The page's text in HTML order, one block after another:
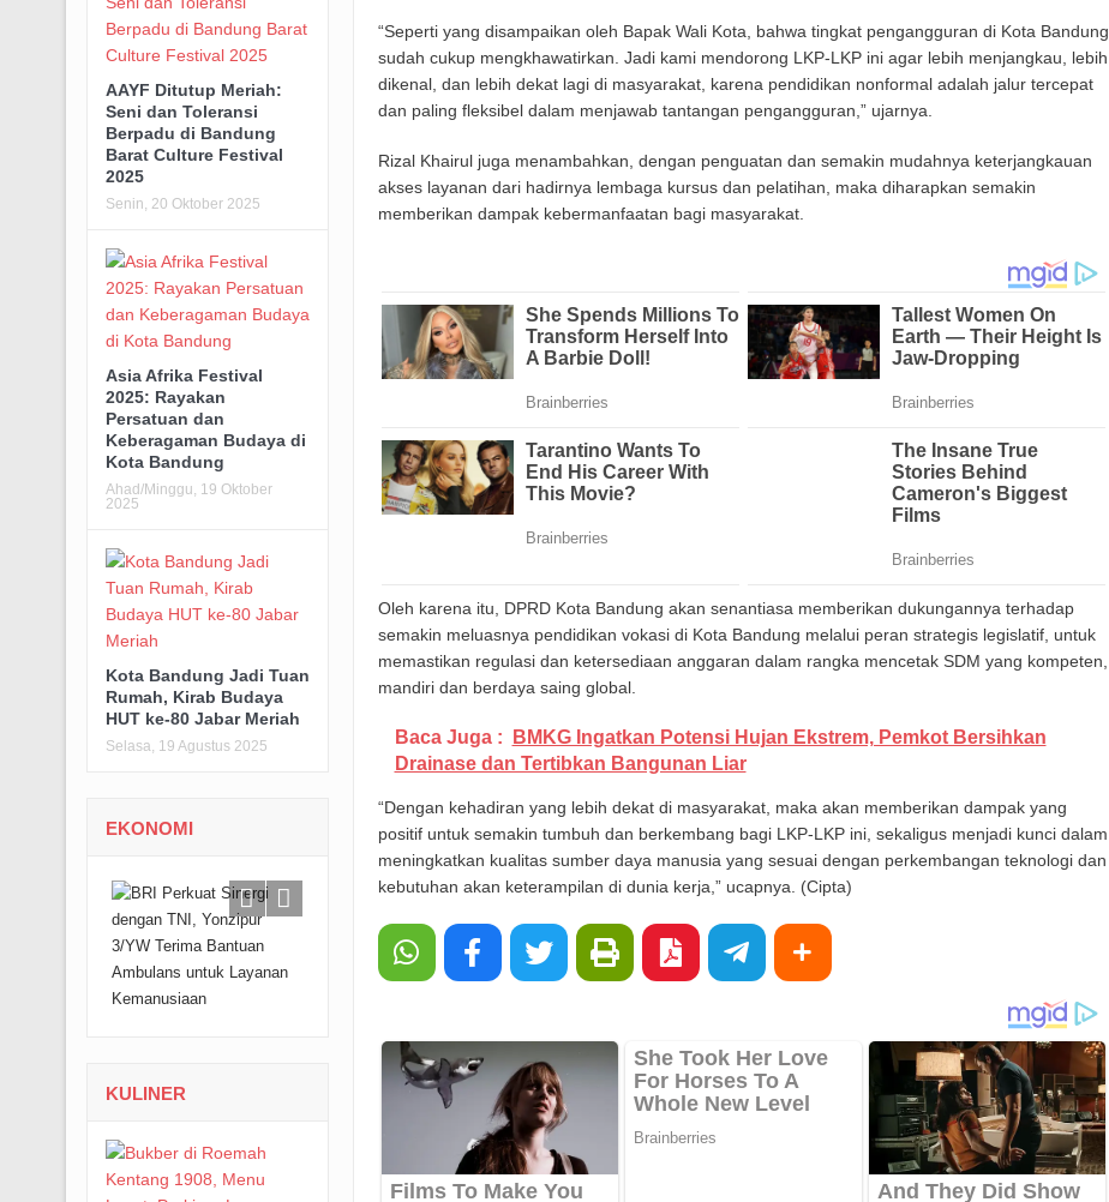
“Seperti yang disampaikan oleh Bapak Wali Kota, bahwa tingkat pengangguran di Kota Bandung
sudah cukup mengkhawatirkan. Jadi kami mendorong LKP-LKP ini agar lebih menjangkau, lebih
dikenal, dan lebih dekat lagi di masyarakat, karena pendidikan nonformal adalah jalur tercepat
dan paling fleksibel dalam menjawab tantangan pengangguran,” ujarnya.
Rizal Khairul juga menambahkan, dengan penguatan dan semakin mudahnya keterjangkauan
akses layanan dari hadirnya lembaga kursus dan pelatihan, maka diharapkan semakin
memberikan dampak kebermanfaatan bagi masyarakat.
Oleh karena itu, DPRD Kota Bandung akan senantiasa memberikan dukungannya terhadap
semakin meluasnya pendidikan vokasi di Kota Bandung melalui peran strategis legislatif, untuk
memastikan regulasi dan ketersediaan anggaran dalam rangka mencetak SDM yang kompeten,
mandiri dan berdaya saing global.
Baca Juga :
BMKG Ingatkan Potensi Hujan Ekstrem, Pemkot Bersihkan
Drainase dan Tertibkan Bangunan Liar
“Dengan kehadiran yang lebih dekat di masyarakat, maka akan memberikan dampak yang
positif untuk semakin tumbuh dan berkembang bagi LKP-LKP ini, sekaligus menjadi kunci dalam
meningkatkan kualitas sumber daya manusia yang sesuai dengan perkembangan teknologi dan
kebutuhan akan keterampilan di dunia kerja,” ucapnya. (Cipta)
AAYF Ditutup Meriah:
Seni dan Toleransi
Berpadu di Bandung
Barat Culture Festival
2025
Senin, 20 Oktober 2025
Asia Afrika Festival
2025: Rayakan
Persatuan dan
Keberagaman Budaya di
Kota Bandung
Ahad/Minggu, 19 Oktober
2025
Kota Bandung Jadi Tuan
Rumah, Kirab Budaya
HUT ke-80 Jabar Meriah
Selasa, 19 Agustus 2025
EKONOMI
KULINER